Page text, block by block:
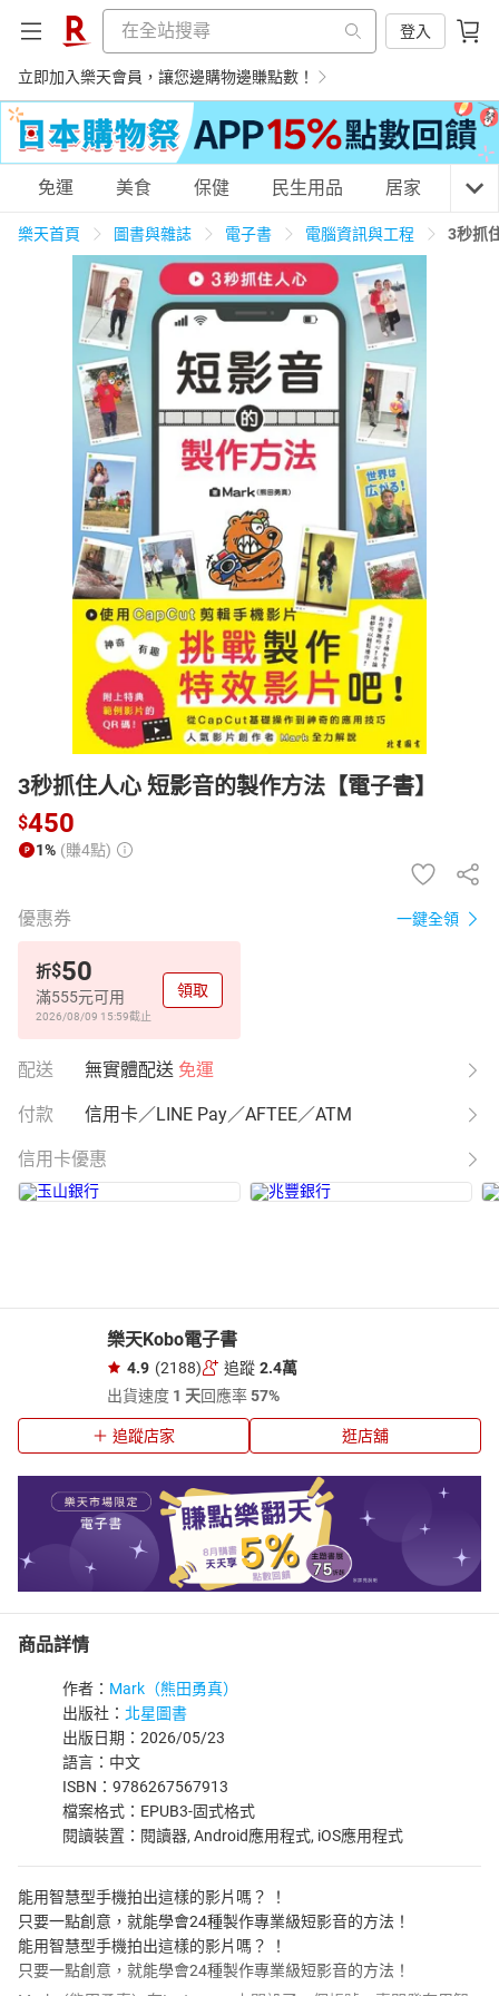
登入
立即加入樂天會員，讓您邊購物邊賺點數！
購物網分類
天天免運 美食蛋糕 養生保健 民生用品
居家生活 3C家電 運動休閒 親子玩具
女裝 化妝保養 情趣用品
日本購物 電子/紙本書
HOT
免運 美食 保健 民生用品 居家 3C
樂天首頁 圖書與雜誌 電子書 電腦資訊與工程 3秒抓
3秒抓住人心 短影音的製作方法【電子書】
$450
1% (賺4點)
優惠券 一鍵全領
折$50
滿555元可用
2026/08/09 15:59截止
領取
配送 無實體配送 免運
付款 信用卡／LINE Pay／AFTEE／ATM
信用卡優惠
樂天Kobo電子書
4.9 (2188) 追蹤 2.4萬
出貨速度 1 天回應率57%
追蹤店家 逛店舖
商品詳情
作者： Mark（熊田勇真）
出版社： 北星圖書
出版日期：2026/05/23
語言：中文
ISBN：9786267567913
檔案格式：EPUB3-固式格式
閱讀裝置：閱讀器, Android應用程式, iOS應用程式
能用智慧型手機拍出這樣的影片嗎？ ！
只要一點創意，就能學會24種製作專業級短影音的方法！
能用智慧型手機拍出這樣的影片嗎？ ！
只要一點創意，就能學會24種製作專業級短影音的方法！